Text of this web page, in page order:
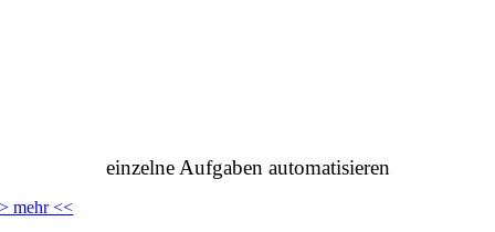
einzelne Aufgaben automatisieren
mehr <<